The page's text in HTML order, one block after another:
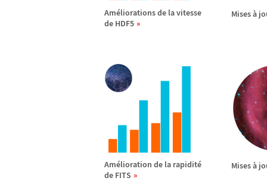
Améliorations de la vitesse
de HDF5
Misesà
Amélioration de la rapidité
de FITS
Misesà